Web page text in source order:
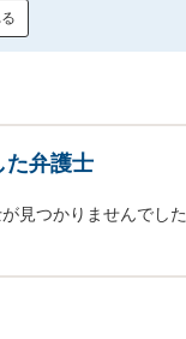
た弁護士
見つかりませんでした